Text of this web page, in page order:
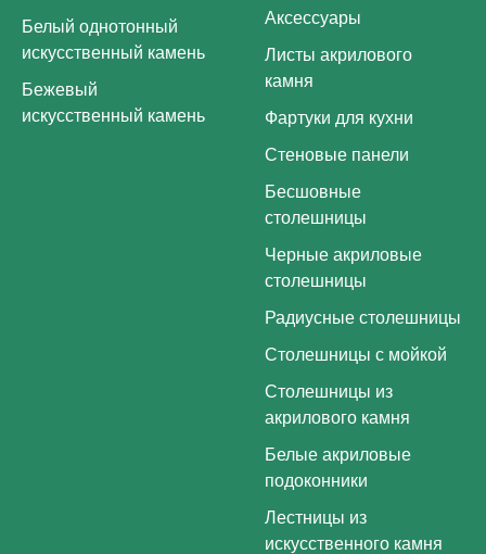
Белый однотонный
искусственный камень
Бежевый
искусственный камень
Аксессуары
Листы акрилового
камня
Фартуки для кухни
Стеновые панели
Бесшовные
столешницы
Черные акриловые
столешницы
Радиусные столешницы
Столешницы с мойкой
Столешницы из
акрилового камня
Белые акриловые
подоконники
Лестницы из
искусственного камня